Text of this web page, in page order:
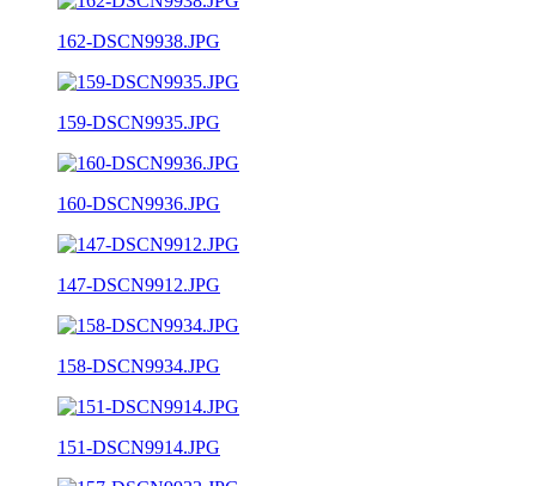
162-DSCN9938.JPG
159-DSCN9935.JPG
160-DSCN9936.JPG
147-DSCN9912.JPG
158-DSCN9934.JPG
151-DSCN9914.JPG